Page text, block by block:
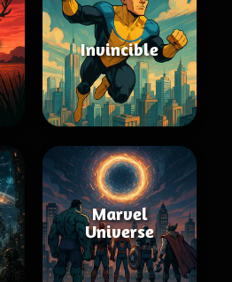
Invincible
Marvel
Universe